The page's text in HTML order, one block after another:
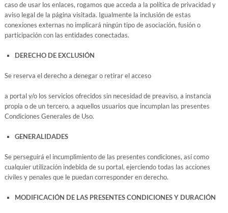
caso de usar los enlaces, rogamos que acceda a la política de privacidad y
aviso legal de la página visitada. Igualmente la inclusión de estas
conexiones externas no implicará ningún tipo de asociación, fusión o
participación con las entidades conectadas.
DERECHO DE EXCLUSIÓN
Se reserva el derecho a denegar o retirar el acceso
a portal y/o los servicios ofrecidos sin necesidad de preaviso, a instancia
propia o de un tercero, a aquellos usuarios que incumplan las presentes
Condiciones Generales de Uso.
GENERALIDADES
Se perseguirá el incumplimiento de las presentes condiciones, así como
cualquier utilización indebida de su portal, ejerciendo todas las acciones
civiles y penales que le puedan corresponder en derecho.
MODIFICACIÓN DE LAS PRESENTES CONDICIONES Y DURACIÓN